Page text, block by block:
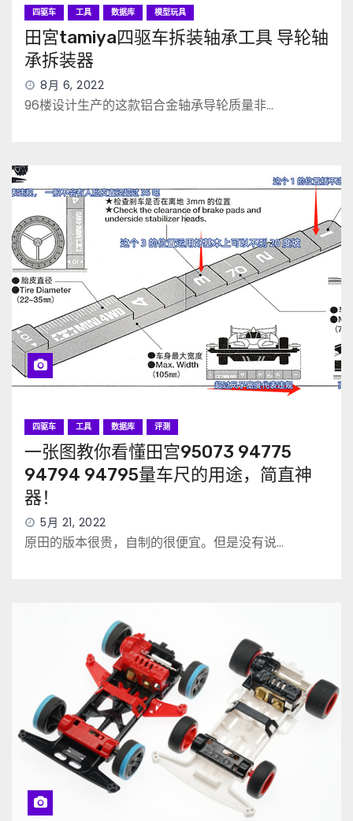
四驱车 工具 数据库 模型玩具
田宮tamiya四驱车拆装轴承工具 导轮轴
承拆装器
8月 6, 2022
96楼设计生产的这款铝合金轴承导轮质量非…
四驱车 工具 数据库 评测
一张图教你看懂田宫95073 94775
94794 94795量车尺的用途，简直神
器！
5月 21, 2022
原田的版本很贵，自制的很便宜。但是没有说…